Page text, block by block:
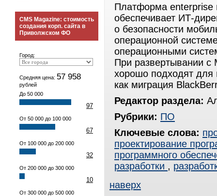
CMS Magazine: стоимость
создания корп. сайта в
Приволжском ФО
Город:
Средняя цена: 57 958
рублей
До 50 000
97
От 50 000 до 100 000
67
От 100 000 до 200 000
32
От 200 000 до 300 000
10
От 300 000 до 500 000
Платформа enterprise
обеспечивает ИТ-
о безопасности
операционной
операционными
При развертывании с
хорошо подходят для
как миграция
Редактор раздела:
Рубрики: ПО
Ключевые слова:
проектирование
программного
разработки ,
наверх